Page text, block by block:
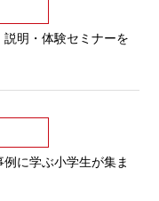
説明・体験セミナーを
に学ぶ小学生が集ま